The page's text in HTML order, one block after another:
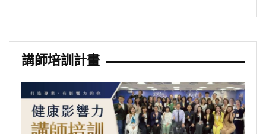
講師培訓計畫